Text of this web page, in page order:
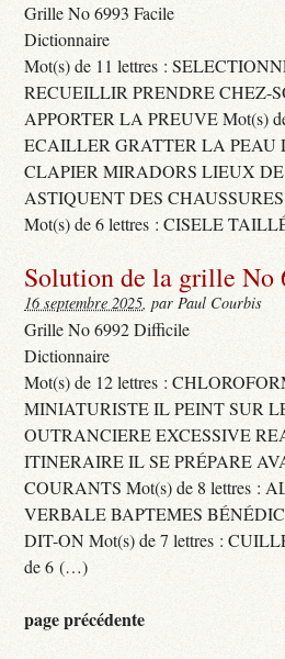
Grille No 6993 Facile
Dictionnaire
Mot(s) de 11 lettres :
RECUEILLIR PRENDRE CHEZ-
APPORTER LA PREUVE Mot(s)
ECAILLER GRATTER LA PEAU
CLAPIER MIRADORS LIEUX DE
ASTIQUENT DES
Mot(s) de 6 lettres : CISELE
Solution de la grille No
16 septembre 2025, par Paul Courbis
Grille No 6992 Difficile
Dictionnaire
Mot(s) de 12 lettres :
MINIATURISTE IL PEINT SUR
OUTRANCIERE EXCESSIVE
ITINERAIRE IL SE PRÉPARE
COURANTS Mot(s) de 8 lettres :
VERBALE BAPTEMES
DIT-ON Mot(s) de 7 lettres :
de 6 (…)
page précédente